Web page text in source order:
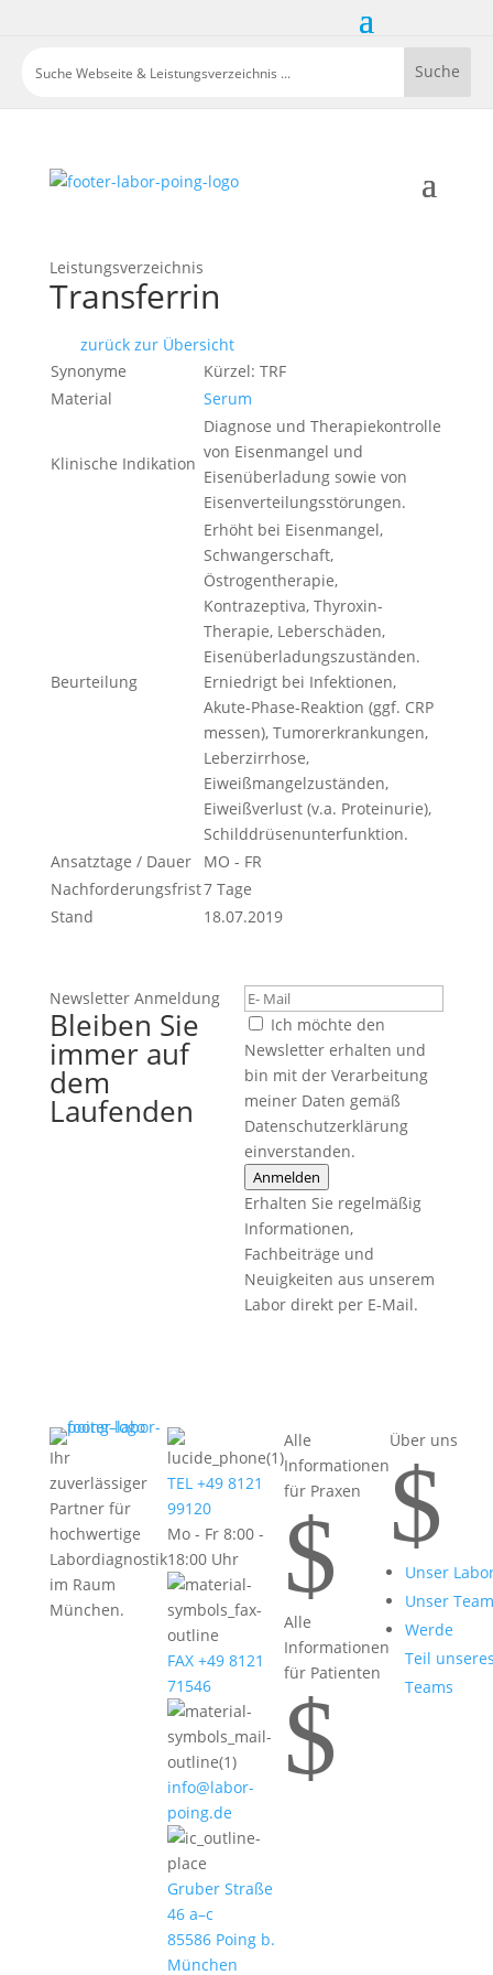
Leistungsverzeichnis
Transferrin
zurück zur Übersicht
Synonyme
Kürzel: TRF
Material
Serum
Klinische Indikation
Diagnose und Therapiekontrolle
von Eisenmangel und
Eisenüberladung sowie von
Eisenverteilungsstörungen.
Beurteilung
Erhöht bei Eisenmangel,
Schwangerschaft,
Östrogentherapie,
Kontrazeptiva, Thyroxin-
Therapie, Leberschäden,
Eisenüberladungszuständen.
Erniedrigt bei Infektionen,
Akute-Phase-Reaktion (ggf. CRP
messen), Tumorerkrankungen,
Leberzirrhose,
Eiweißmangelzuständen,
Eiweißverlust (v.a. Proteinurie),
Schilddrüsenunterfunktion.
Ansatztage / Dauer
MO - FR
Nachforderungsfrist7 Tage
Stand
18.07.2019
Newsletter Anmeldung
Bleiben Sie
immer auf
dem
Laufenden
Ich möchte den
Newsletter erhalten und
bin mit der Verarbeitung
meiner Daten gemäß
Datenschutzerklärung
einverstanden.
Anmelden
Erhalten Sie regelmäßig
Informationen,
Fachbeiträge und
Neuigkeiten aus unserem
Labor direkt per E-Mail.
Ihr
zuverlässiger
Partner für
hochwertige
Labordiagnostik
im Raum
München.
TEL +49 8121
99120
Mo - Fr 8:00 -
18:00 Uhr
FAX +49 8121
71546
info@labor-
poing.de
Gruber Straße
46 a–c
85586 Poing b.
München
Alle
Informationen
für Praxen
$
Alle
Informationen
für Patienten
$
Über uns
$
Unser
Unser Team
Werde
Teil
Teams